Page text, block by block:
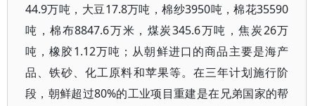
44.9万吨，大豆17.8万吨，棉纱3950吨，棉花35590
吨，棉布8847.6万米，煤炭345.6万吨，焦炭26万
吨，橡胶1.12万吨；从朝鲜进口的商品主要是海产
品、铁砂、化工原料和苹果等。在三年计划施行阶
段，朝鲜超过80%的工业项目重建是在兄弟国家的帮